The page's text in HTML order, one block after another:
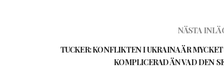
NÄSTA
TUCKER: KONFLIKTEN I UKRAINA ÄR
KOMPLICERAD ÄN VAD DEN